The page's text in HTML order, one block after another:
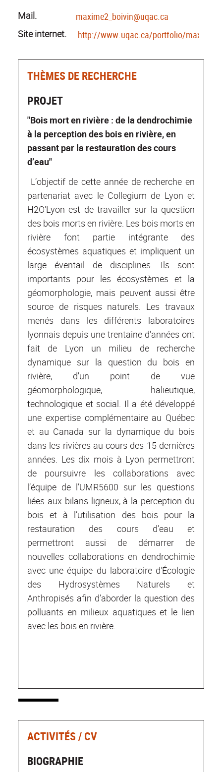
Mail.
maxime2_boivin@uqac.ca
Site internet.
http://www.uqac.ca/portfolio/
THÈMES DE RECHERCHE
PROJET
"Bois mort en rivière : de la dendrochimie
à la perception des bois en rivière, en
passant par la restauration des cours
d’eau"
L’objectif de cette année de recherche en
partenariat avec le Collegium de Lyon et
H2O'Lyon est de travailler sur la question
des bois morts en rivière. Les bois morts en
rivière font partie intégrante des
écosystèmes aquatiques et impliquent un
large éventail de disciplines. Ils sont
importants pour les écosystèmes et la
géomorphologie, mais peuvent aussi être
source de risques naturels. Les travaux
menés dans les différents laboratoires
lyonnais depuis une trentaine d'années ont
fait de Lyon un milieu de recherche
dynamique sur la question du bois en
rivière, d'un point de vue
géomorphologique, halieutique,
technologique et social. Il a été développé
une expertise complémentaire au Québec
et au Canada sur la dynamique du bois
dans les rivières au cours des 15 dernières
années. Les dix mois à Lyon permettront
de poursuivre les collaborations avec
l’équipe de l’UMR5600 sur les questions
liées aux bilans ligneux, à la perception du
bois et à l’utilisation des bois pour la
restauration des cours d’eau et
permettront aussi de démarrer de
nouvelles collaborations en dendrochimie
avec une équipe du laboratoire d'Écologie
des Hydrosystèmes Naturels et
Anthropisés afin d’aborder la question des
polluants en milieux aquatiques et le lien
avec les bois en rivière.
ACTIVITÉS / CV
BIOGRAPHIE